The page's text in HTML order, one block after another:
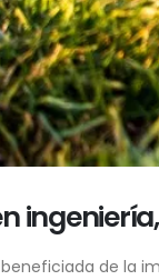
de la